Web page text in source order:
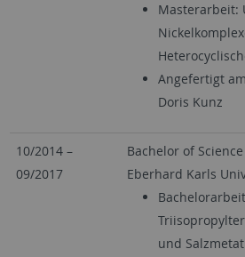
Masterarbeit:
Angefertigt
Doris Kunz
10/2014 –
09/2017
Bachelor of
Eberhard Karls
und